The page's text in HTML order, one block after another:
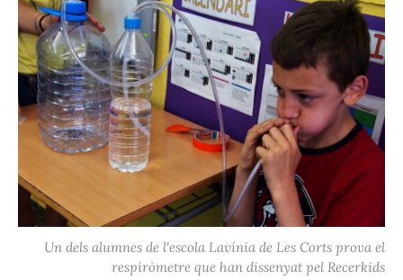
Un dels alumnes de l'escola Lavínia de Les Corts prova el
respiròmetre que han dissenyat pel Recerkids